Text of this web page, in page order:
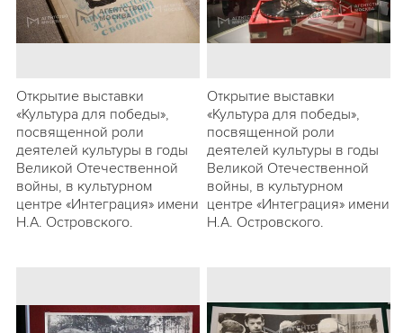
Открытие выставки
«Культура для победы»,
посвященной роли
деятелей культуры в годы
Великой Отечественной
войны, в культурном
центре «Интеграция» имени
Н.А. Островского.
Открытие выставки
«Культура для победы»,
посвященной роли
деятелей культуры в годы
Великой Отечественной
войны, в культурном
центре «Интеграция» имени
Н.А. Островского.